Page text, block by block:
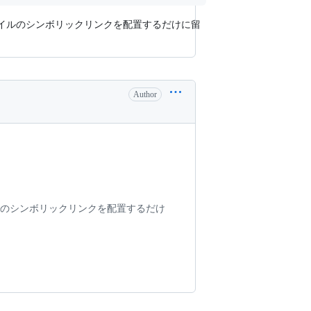
のシンボリックリンクを配置するだけに留
Author
シンボリックリンクを配置するだけ